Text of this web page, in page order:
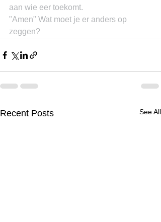
aan wie eer toekomt.
"Amen" Wat moet je er anders op
zeggen?
Recent Posts See All